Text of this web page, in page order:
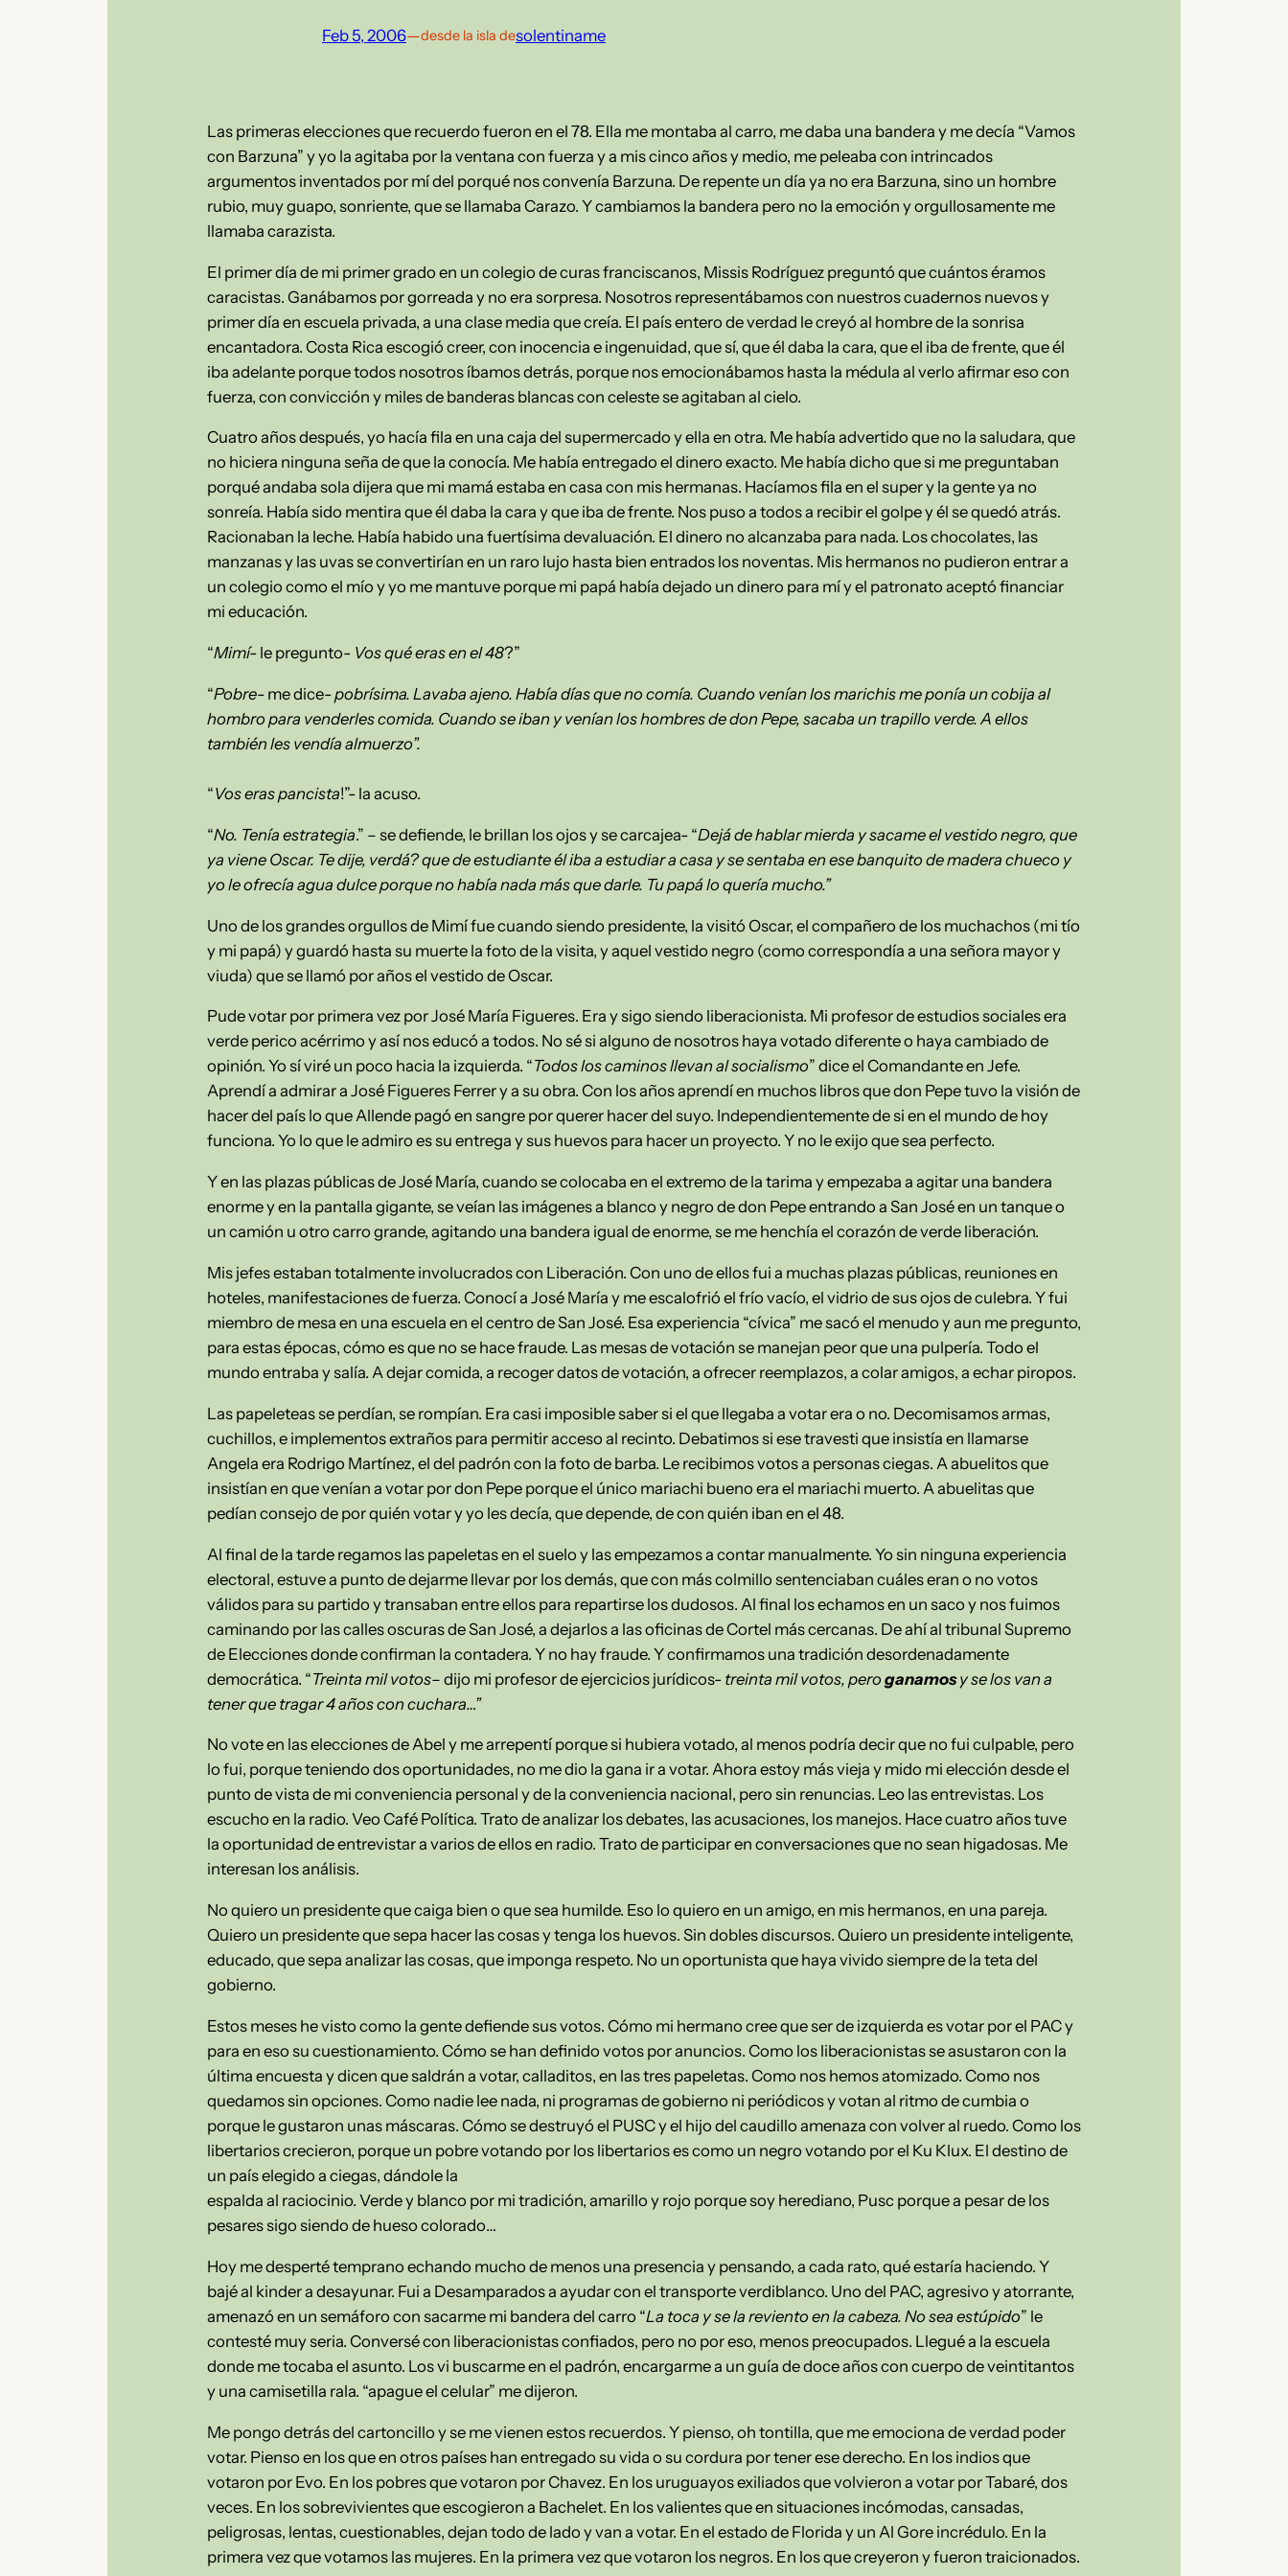
Feb 5, 2006—desde la isla desolentiname
Las primeras elecciones que recuerdo fueron en el 78. Ella me montaba al carro, me daba una bandera y me decía “Vamos
con Barzuna” y yo la agitaba por la ventana con fuerza y a mis cinco años y medio, me peleaba con intrincados
argumentos inventados por mí del porqué nos convenía Barzuna. De repente un día ya no era Barzuna, sino un hombre
rubio, muy guapo, sonriente, que se llamaba Carazo. Y cambiamos la bandera pero no la emoción y orgullosamente me
llamaba carazista.
El primer día de mi primer grado en un colegio de curas franciscanos, Missis Rodríguez preguntó que cuántos éramos
caracistas. Ganábamos por gorreada y no era sorpresa. Nosotros representábamos con nuestros cuadernos nuevos y
primer día en escuela privada, a una clase media que creía. El país entero de verdad le creyó al hombre de la sonrisa
encantadora. Costa Rica escogió creer, con inocencia e ingenuidad, que sí, que él daba la cara, que el iba de frente, que él
iba adelante porque todos nosotros íbamos detrás, porque nos emocionábamos hasta la médula al verlo afirmar eso con
fuerza, con convicción y miles de banderas blancas con celeste se agitaban al cielo.
Cuatro años después, yo hacía fila en una caja del supermercado y ella en otra. Me había advertido que no la saludara, que
no hiciera ninguna seña de que la conocía. Me había entregado el dinero exacto. Me había dicho que si me preguntaban
porqué andaba sola dijera que mi mamá estaba en casa con mis hermanas. Hacíamos fila en el super y la gente ya no
sonreía. Había sido mentira que él daba la cara y que iba de frente. Nos puso a todos a recibir el golpe y él se quedó atrás.
Racionaban la leche. Había habido una fuertísima devaluación. El dinero no alcanzaba para nada. Los chocolates, las
manzanas y las uvas se convertirían en un raro lujo hasta bien entrados los noventas. Mis hermanos no pudieron entrar a
un colegio como el mío y yo me mantuve porque mi papá había dejado un dinero para mí y el patronato aceptó financiar
mi educación.
“Mimí- le pregunto- Vos qué eras en el 48?”
“Pobre- me dice-pobrísima. Lavaba ajeno. Había días que no comía. Cuando venían los marichis me ponía un cobija al
hombro para venderles comida. Cuando se iban y venían los hombres de don Pepe, sacaba un trapillo verde. A ellos
también les vendía almuerzo”.
“Vos eras pancista!”- la acuso.
“No. Tenía estrategia.” – se defiende, le brillan los ojos y se carcajea- “Dejá de hablar mierda y sacame el vestido negro, que
ya viene Oscar. Te dije, verdá? que de estudiante él iba a estudiar a casa y se sentaba en ese banquito de madera chueco y
yo le ofrecía agua dulce porque no había nada más que darle. Tu papá lo quería mucho.”
Uno de los grandes orgullos de Mimí fue cuando siendo presidente, la visitó Oscar, el compañero de los muchachos (mi tío
y mi papá) y guardó hasta su muerte la foto de la visita, y aquel vestido negro (como correspondía a una señora mayor y
viuda) que se llamó por años el vestido de Oscar.
Pude votar por primera vez por José María Figueres. Era y sigo siendo liberacionista. Mi profesor de estudios sociales era
verde perico acérrimo y así nos educó a todos. No sé si alguno de nosotros haya votado diferente o haya cambiado de
opinión. Yo sí viré un poco hacia la izquierda. “Todos los caminos llevan al socialismo” dice el Comandante en Jefe.
Aprendí a admirar a José Figueres Ferrer y a su obra. Con los años aprendí en muchos libros que don Pepe tuvo la visión de
hacer del país lo que Allende pagó en sangre por querer hacer del suyo. Independientemente de si en el mundo de hoy
funciona. Yo lo que le admiro es su entrega y sus huevos para hacer un proyecto. Y no le exijo que sea perfecto.
Y en las plazas públicas de José María, cuando se colocaba en el extremo de la tarima y empezaba a agitar una bandera
enorme y en la pantalla gigante, se veían las imágenes a blanco y negro de don Pepe entrando a San José en un tanque o
un camión u otro carro grande, agitando una bandera igual de enorme, se me henchía el corazón de verde liberación.
Mis jefes estaban totalmente involucrados con Liberación. Con uno de ellos fui a muchas plazas públicas, reuniones en
hoteles, manifestaciones de fuerza. Conocí a José María y me escalofrió el frío vacío, el vidrio de sus ojos de culebra. Y fui
miembro de mesa en una escuela en el centro de San José. Esa experiencia “cívica” me sacó el menudo y aun me pregunto,
para estas épocas, cómo es que no se hace fraude. Las mesas de votación se manejan peor que una pulpería. Todo el
mundo entraba y salía. A dejar comida, a recoger datos de votación, a ofrecer reemplazos, a colar amigos, a echar piropos.
Las papeleteas se perdían, se rompían. Era casi imposible saber si el que llegaba a votar era o no. Decomisamos armas,
cuchillos, e implementos extraños para permitir acceso al recinto. Debatimos si ese travesti que insistía en llamarse
Angela era Rodrigo Martínez, el del padrón con la foto de barba. Le recibimos votos a personas ciegas. A abuelitos que
insistían en que venían a votar por don Pepe porque el único mariachi bueno era el mariachi muerto. A abuelitas que
pedían consejo de por quién votar y yo les decía, que depende, de con quién iban en el 48.
Al final de la tarde regamos las papeletas en el suelo y las empezamos a contar manualmente. Yo sin ninguna experiencia
electoral, estuve a punto de dejarme llevar por los demás, que con más colmillo sentenciaban cuáles eran o no votos
válidos para su partido y transaban entre ellos para repartirse los dudosos. Al final los echamos en un saco y nos fuimos
caminando por las calles oscuras de San José, a dejarlos a las oficinas de Cortel más cercanas. De ahí al tribunal Supremo
de Elecciones donde confirman la contadera. Y no hay fraude. Y confirmamos una tradición desordenadamente
democrática. “Treinta mil votos– dijo mi profesor de ejercicios jurídicos- treinta mil votos, pero ganamosy se los van a
tener que tragar 4 años con cuchara…”
No vote en las elecciones de Abel y me arrepentí porque si hubiera votado, al menos podría decir que no fui culpable, pero
lo fui, porque teniendo dos oportunidades, no me dio la gana ir a votar. Ahora estoy más vieja y mido mi elección desde el
punto de vista de mi conveniencia personal y de la conveniencia nacional, pero sin renuncias. Leo las entrevistas. Los
escucho en la radio. Veo Café Política. Trato de analizar los debates, las acusaciones, los manejos. Hace cuatro años tuve
la oportunidad de entrevistar a varios de ellos en radio. Trato de participar en conversaciones que no sean higadosas. Me
interesan los análisis.
No quiero un presidente que caiga bien o que sea humilde. Eso lo quiero en un amigo, en mis hermanos, en una pareja.
Quiero un presidente que sepa hacer las cosas y tenga los huevos. Sin dobles discursos. Quiero un presidente inteligente,
educado, que sepa analizar las cosas, que imponga respeto. No un oportunista que haya vivido siempre de la teta del
gobierno.
Estos meses he visto como la gente defiende sus votos. Cómo mi hermano cree que ser de izquierda es votar por el PAC y
para en eso su cuestionamiento. Cómo se han definido votos por anuncios. Como los liberacionistas se asustaron con la
última encuesta y dicen que saldrán a votar, calladitos, en las tres papeletas. Como nos hemos atomizado. Como nos
quedamos sin opciones. Como nadie lee nada, ni programas de gobierno ni periódicos y votan al ritmo de cumbia o
porque le gustaron unas máscaras. Cómo se destruyó el PUSC y el hijo del caudillo amenaza con volver al ruedo. Como los
libertarios crecieron, porque un pobre votando por los libertarios es como un negro votando por el Ku Klux. El destino de
un país elegido a ciegas, dándole la
espalda al raciocinio. Verde y blanco por mi tradición, amarillo y rojo porque soy herediano, Pusc porque a pesar de los
pesares sigo siendo de hueso colorado…
Hoy me desperté temprano echando mucho de menos una presencia y pensando, a cada rato, qué estaría haciendo. Y
bajé al kinder a desayunar. Fui a Desamparados a ayudar con el transporte verdiblanco. Uno del PAC, agresivo y atorrante,
amenazó en un semáforo con sacarme mi bandera del carro “La toca y se la reviento en la cabeza. No sea estúpido” le
contesté muy seria. Conversé con liberacionistas confiados, pero no por eso, menos preocupados. Llegué a la escuela
donde me tocaba el asunto. Los vi buscarme en el padrón, encargarme a un guía de doce años con cuerpo de veintitantos
y una camisetilla rala. “apague el celular” me dijeron.
Me pongo detrás del cartoncillo y se me vienen estos recuerdos. Y pienso, oh tontilla, que me emociona de verdad poder
votar. Pienso en los que en otros países han entregado su vida o su cordura por tener ese derecho. En los indios que
votaron por Evo. En los pobres que votaron por Chavez. En los uruguayos exiliados que volvieron a votar por Tabaré, dos
veces. En los sobrevivientes que escogieron a Bachelet. En los valientes que en situaciones incómodas, cansadas,
peligrosas, lentas, cuestionables, dejan todo de lado y van a votar. En el estado de Florida y un Al Gore incrédulo. En la
primera vez que votamos las mujeres. En la primera vez que votaron los negros. En los que creyeron y fueron traicionados.